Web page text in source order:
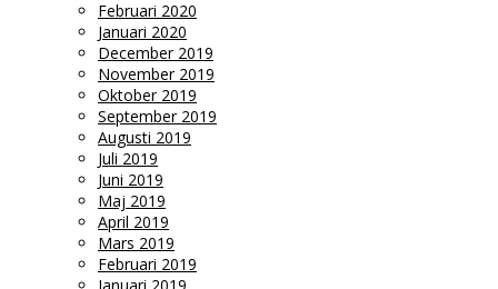
Februari 2020
Januari 2020
December 2019
November 2019
Oktober 2019
September 2019
Augusti 2019
Juli 2019
Juni 2019
Maj 2019
April 2019
Mars 2019
Februari 2019